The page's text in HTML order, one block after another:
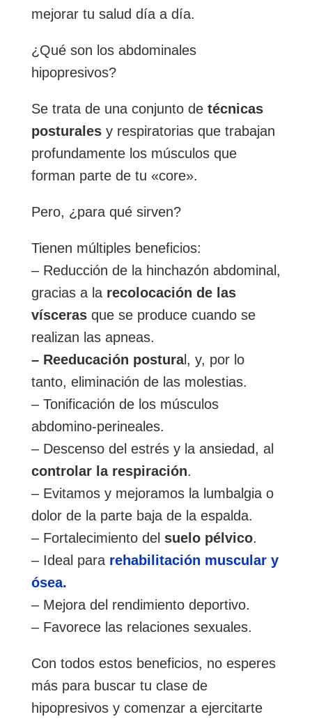
mejorar tu salud día a día.
¿Qué son los abdominales
hipopresivos?
Se trata de una conjunto de técnicas
posturalesy respiratorias que trabajan
profundamente los músculos que
forman parte de tu «core».
Pero, ¿para qué sirven?
Tienen múltiples beneficios:
– Reducción de la hinchazón abdominal,
gracias a la recolocación de las
víscerasque se produce cuando se
realizan las apneas.
– Reeducación postural, y, por lo
tanto, eliminación de las molestias.
– Tonificación de los músculos
abdomino-perineales.
– Descenso del estrés y la ansiedad, al
controlar la respiración.
– Evitamos y mejoramos la lumbalgia o
dolor de la parte baja de la espalda.
– Fortalecimiento del suelo pélvico.
– Ideal para rehabilitación muscular y
ósea.
– Mejora del rendimiento deportivo.
– Favorece las relaciones sexuales.
Con todos estos beneficios, no esperes
más para buscar tu clase de
hipopresivos y comenzar a ejercitarte